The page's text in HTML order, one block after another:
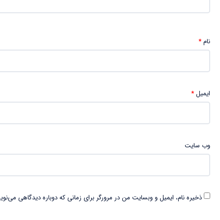
نام*
ایمیل*
وب‌ سایت
ذخیره نام، ایمیل و وبسایت من در مرورگر برای زمانی که دوباره دیدگاهی